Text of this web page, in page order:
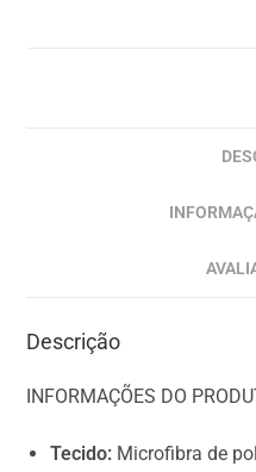
a
0
Descrição
INFORMAÇÕES DO
Tecido: Microfibra de